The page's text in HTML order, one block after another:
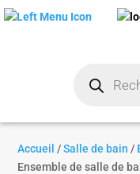
produits
Accueil /Salle de bain /
Ensemble de salle de